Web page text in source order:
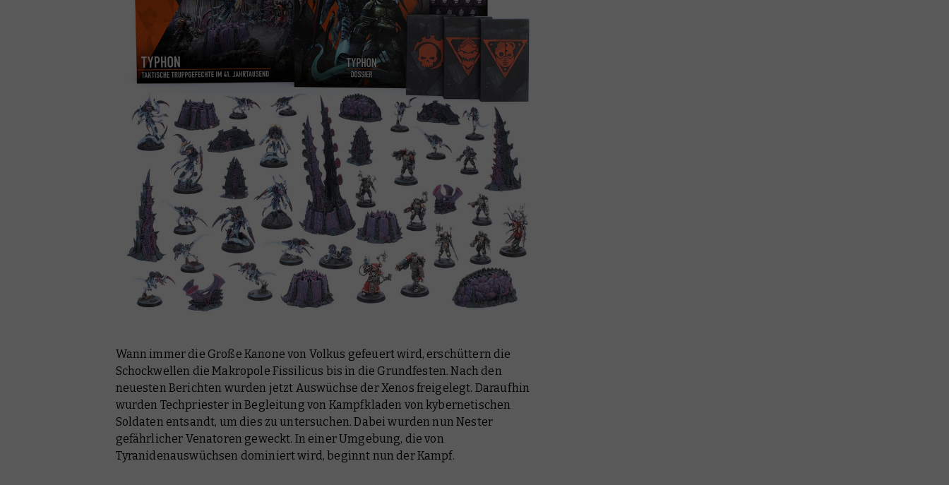
Wann immer die Große Kanone von Volkus gefeuert wird, erschüttern die
Schockwellen die Makropole Fissilicus bis in die Grundfesten. Nach den
neuesten Berichten wurden jetzt Auswüchse der Xenos freigelegt. Daraufhin
wurden Techpriester in Begleitung von Kampfkladen von kybernetischen
Soldaten entsandt, um dies zu untersuchen. Dabei wurden nun Nester
gefährlicher Venatoren geweckt. In einer Umgebung, die von
Tyranidenauswüchsen dominiert wird, beginnt nun der Kampf.